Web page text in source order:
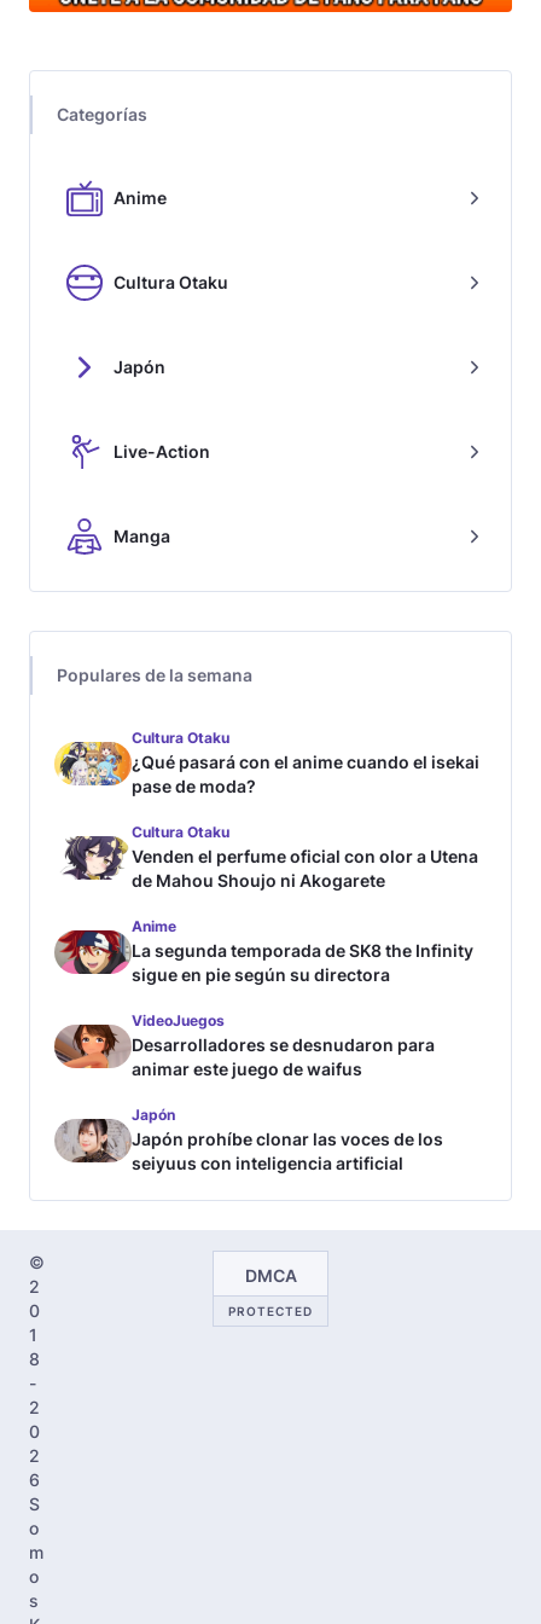
Categorías
Anime
Cultura Otaku
Japón
Live-Action
Manga
Populares de la semana
Cultura Otaku
¿Qué pasará con el anime cuando el isekai
pase de moda?
Cultura Otaku
Venden el perfume oficial con olor a Utena
de Mahou Shoujo ni Akogarete
Anime
La segunda temporada de SK8 the Infinity
sigue en pie según su directora
VideoJuegos
Desarrolladores se desnudaron para
animar este juego de waifus
Japón
Japón prohíbe clonar las voces de los
seiyuus con inteligencia artificial
©
2
0
1
8
-
2
0
2
6
S
o
m
o
s
DMCA
PROTECTED